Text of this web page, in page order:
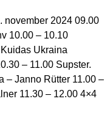
november 2024 09.00
10.00 – 10.10
Ukraina
– 11.00 Supster.
– Janno Rütter 11.00 –
11.30 – 12.00 4×4